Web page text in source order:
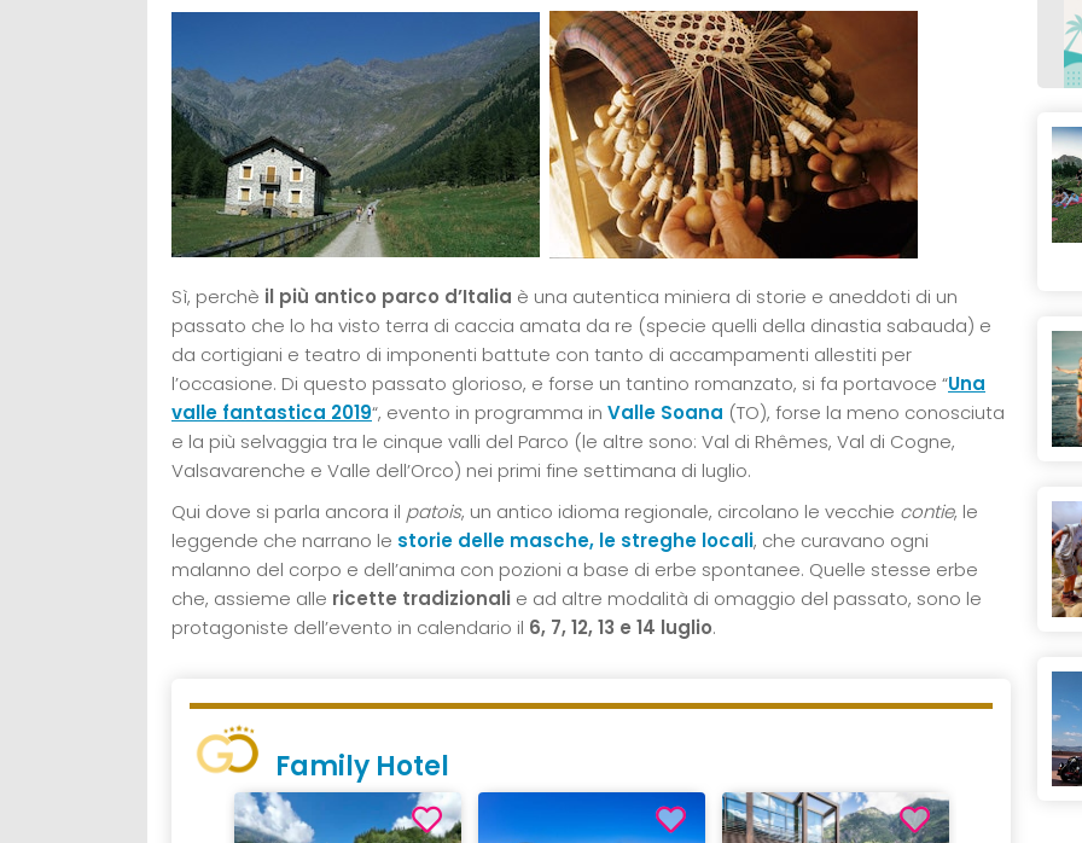
Sì, perchè il più antico parco d’Italia è una autentica miniera di storie e aneddoti di un
passato che lo ha visto terra di caccia amata da re (specie quelli della dinastia sabauda) e
da cortigiani e teatro di imponenti battute con tanto di accampamenti allestiti per
l’occasione. Di questo passato glorioso, e forse un tantino romanzato, si fa portavoce “Una
valle fantastica 2019“, evento in programma in Valle Soana (TO), forse la meno conosciuta
e la più selvaggia tra le cinque valli del Parco (le altre sono: Val di Rhêmes, Val di Cogne,
Valsavarenche e Valle dell’Orco) nei primi fine settimana di luglio.
Qui dove si parla ancora il patois, un antico idioma regionale, circolano le vecchie contie, le
leggende che narrano le storie delle masche, le streghe locali, che curavano ogni
malanno del corpo e dell’anima con pozioni a base di erbe spontanee. Quelle stesse erbe
che, assieme alle ricette tradizionali e ad altre modalità di omaggio del passato, sono le
protagoniste dell’evento in calendario il 6, 7, 12, 13 e 14 luglio.
Family Hotel